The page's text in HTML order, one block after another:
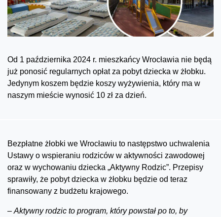
Od 1 października 2024 r. mieszkańcy Wrocławia nie będą
już ponosić regularnych opłat za pobyt dziecka w żłobku.
Jedynym koszem będzie koszy wyżywienia, który ma w
naszym mieście wynosić 10 zł za dzień.
Bezpłatne żłobki we Wrocławiu to następstwo uchwalenia
Ustawy o wspieraniu rodziców w aktywności zawodowej
oraz w wychowaniu dziecka „Aktywny Rodzic”. Przepisy
sprawiły, że pobyt dziecka w żłobku będzie od teraz
finansowany z budżetu krajowego.
– Aktywny rodzic to program, który powstał po to, by